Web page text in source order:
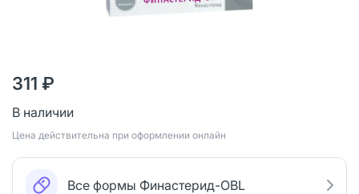
311 ₽
В наличии
Цена действительна при оформлении онлайн
Все формы Финастерид-OBL